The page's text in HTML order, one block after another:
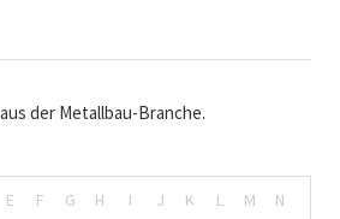
der Metallbau-Branche.
E F G H I J K L M N